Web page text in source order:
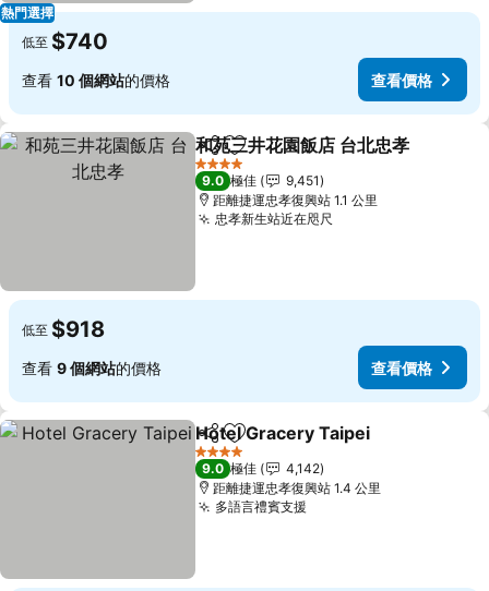
熱門選擇
低至 $740
查看 10 個網站的價格 查看價格
分享 放到收藏夾
和苑三井花園飯店 台北忠孝
4 星級
9.0 極佳
9,451
距離捷運忠孝復興站 1.1 公里
忠孝新生站近在咫尺
低至 $918
查看 9 個網站的價格 查看價格
分享 放到收藏夾
Hotel Gracery Taipei
4 星級
9.0 極佳
4,142
距離捷運忠孝復興站 1.4 公里
多語言禮賓支援